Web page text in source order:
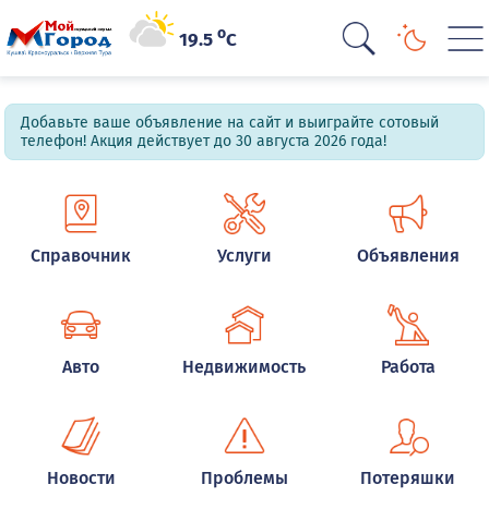
19.5oC
Добавьте ваше объявление на сайт и выиграйте сотовый
телефон! Акция действует до 30 августа 2026 года!
Справочник Услуги Объявления
Авто Недвижимость Работа
Новости Проблемы Потеряшки